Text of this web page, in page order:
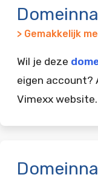
> Gemakkelijk
Wil je deze
eigen account?
Vimexx website.